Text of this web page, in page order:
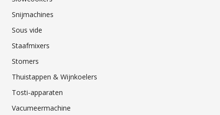
Snijmachines
Sous vide
Staafmixers
Stomers
Thuistappen & Wijnkoelers
Tosti-apparaten
Vacumeermachine